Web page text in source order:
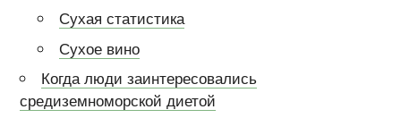
Сухая статистика
Сухое вино
Когда люди заинтересовались
средиземноморской диетой